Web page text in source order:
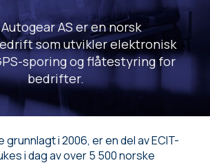
Autogear AS er en norsk
som utvikler elektronisk
sporing og flåtestyring for
bedrifter.
grunnlagt i 2006, er en del av ECIT-
i dag av over 5 500 norske